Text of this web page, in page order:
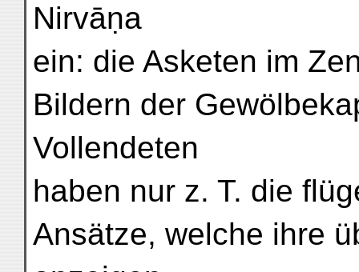
Nirvāṇa
ein: die Asketen im
Bildern der
Vollendeten
haben nur z. T. die
Ansätze, welche ihre